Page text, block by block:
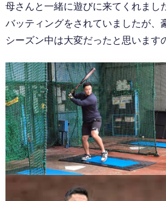
母さんと一緒に遊びに来てくれまし
バッティングをされていましたが、
シーズン中は大変だったと思います